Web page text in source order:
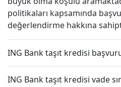
politikaları kapsamında
değerlendirme hakkına
ING Bank taşıt kredisi
ING Bank taşıt kredisi vade